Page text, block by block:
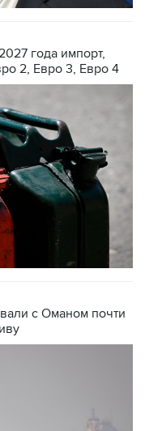
года импорт,
2, Евро 3, Евро 4
с Оманом почти